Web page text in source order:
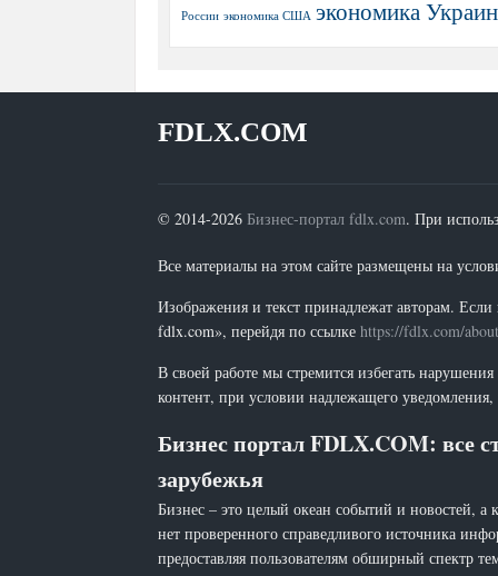
России экономика США экономика
FDLX.COM
© 2014-2026 Бизнес-портал fdlx.com. При
Все материалы на этом сайте размещены на
Изображения и текст принадлежат авторам.
fdlx.com», перейдя по ссылке https://fdlx.com/
В своей работе мы стремится избегать
контент, при условии надлежащего
Бизнес портал FDLX.COM: все
зарубежья
Бизнес – это целый океан событий и новостей,
нет проверенного справедливого источника
предоставляя пользователям обширный спектр